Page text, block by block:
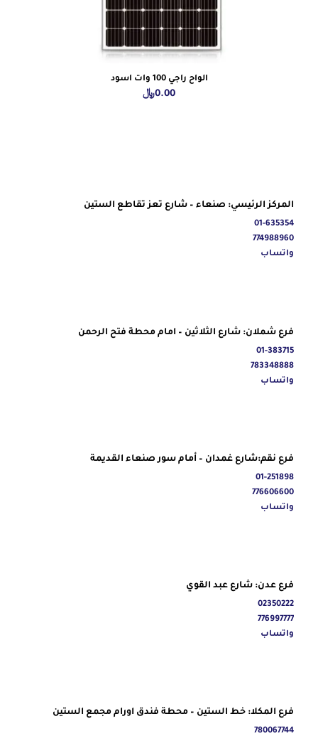
الواح راجي 100 وات اسود
0.00﷼
المركز الرئيسي: صنعاء – شارع تعز تقاطع الستين
01-635354
774988960
واتساب
فرع شملان: شارع الثلاثين – امام محطة فتح الرحمن
01-383715
783348888
واتساب
فرع نقم:شارع غمدان – أمام سور صنعاء القديمة
01-251898
776606600
واتساب
فرع عدن: شارع عبد القوي
02350222
776997777
واتساب
فرع المكلا: خط الستين – محطة فندق اورام مجمع الستين
780067744